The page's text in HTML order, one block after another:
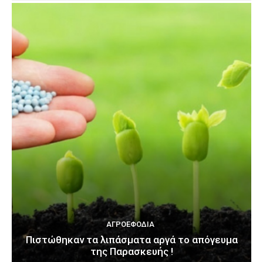
ΑΓΡΟΕΦΌΔΙΑ
Πιστώθηκαν τα λιπάσματα αργά το απόγευμα
της Παρασκευής !